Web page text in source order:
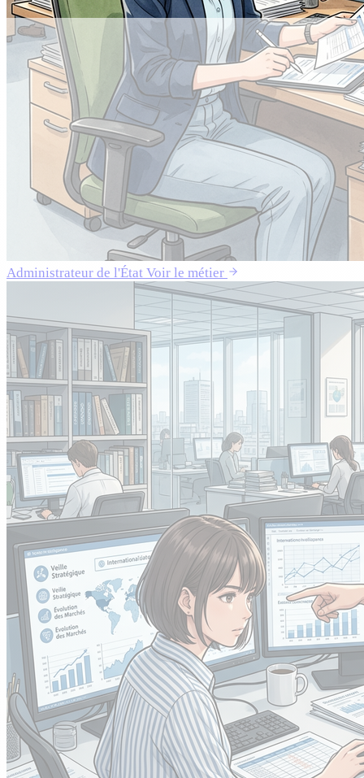
Administrateur de l'État Voir le métier